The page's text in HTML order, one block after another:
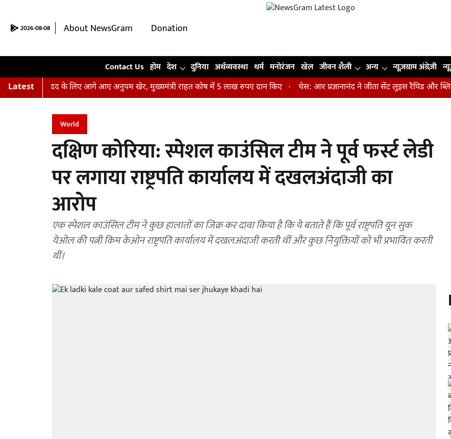
2026-08-08 About NewsGram
Donation
Contact Us होम देश दुनिया अर्थव्यवस्था धर्म मनोरंजन खेल जीवन शैली अन्य न्यूज़ग्राम अंग्रेज़ी
Latest
की मदद के लिए आगे आए अनुपम खेर, मुख्यमंत्री राहत कोष में 5 लाख रुपए दान किए चेस: आर प्रज्ञानानंद ने जीता सेंट लुइस रैपिड और ब्लिट्ज का
World
दक्षिण कोरिया: स्पेशल काउंसिल टीम ने पूर्व फर्स्ट लेडी
पर लगाया राष्ट्रपति कार्यालय में दखलअंदाजी का
आरोप
एक स्पेशल काउंसिल टीम ने कुछ हालातों का जिक्र कर दावा किया है कि ये बताते हैं कि पूर्व राष्ट्रपति यून सुक
येओल की पत्नी किम केओन राष्ट्रपति कार्यालय में दखलअंदाजी करती थीं और कुछ नियुक्तियों को भी प्रभावित करती
थीं।